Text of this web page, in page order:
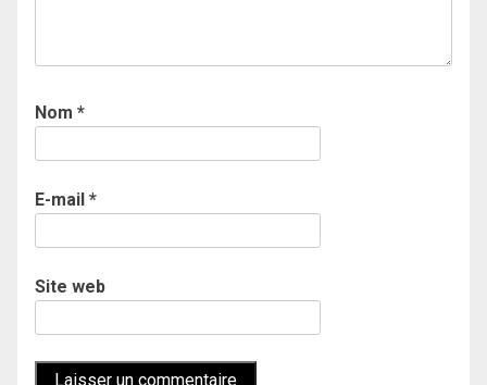
Nom *
E-mail *
Site web